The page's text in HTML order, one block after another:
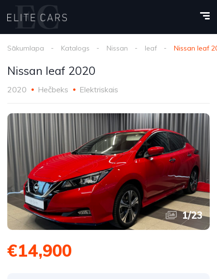
Sākumlapa Katalogs Nissan leaf Nissan leaf
Nissan leaf 2020
2020 Hečbeks Elektriskais
1/23
€14,900